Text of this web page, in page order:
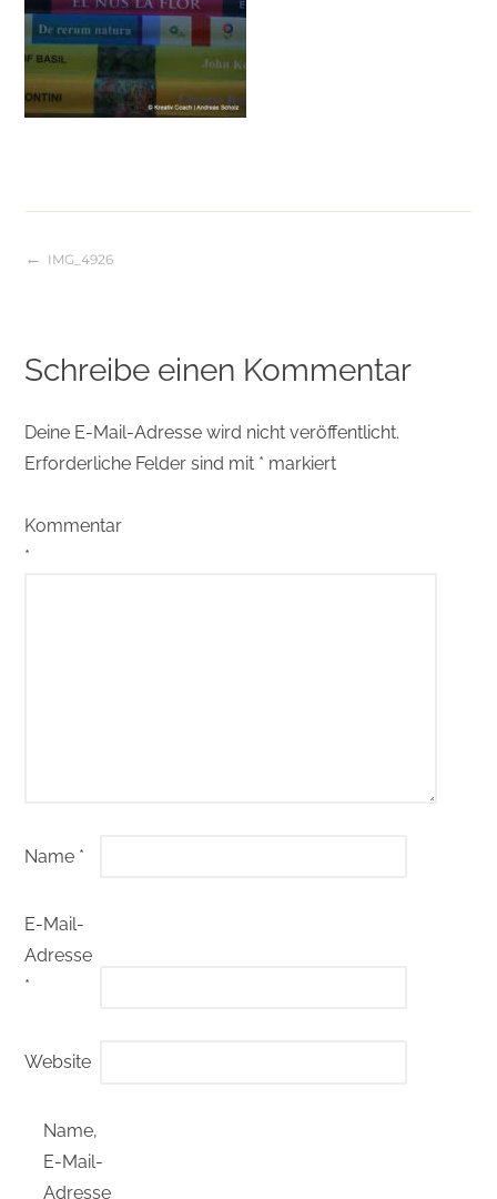
Beitragsnavigation
IMG_4926
Schreibe einen Kommentar
Deine E-Mail-Adresse wird nicht veröffentlicht.
Erforderliche Felder sind mit * markiert
Kommentar
*
Name *
E-Mail-
Adresse
*
Website
Name,
E-Mail-
Adresse